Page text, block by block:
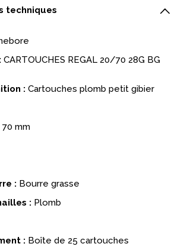
techniques
CARTOUCHES REGAL 20/70 28G BG
: Cartouches plomb petit gibier
70 mm
: Bourre grasse
: Plomb
: Boîte de 25 cartouches